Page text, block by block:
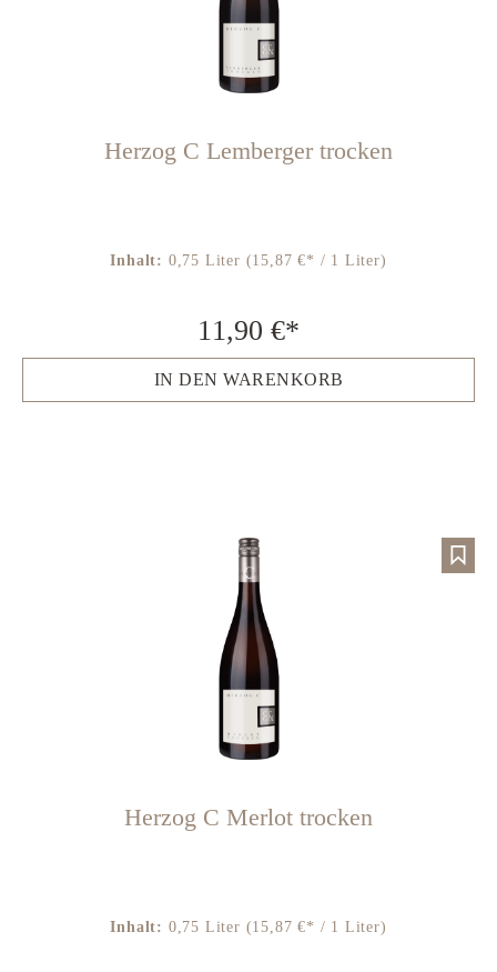
Herzog C Lemberger trocken
Inhalt: 0,75 Liter (15,87 €* / 1 Liter)
11,90 €*
IN DEN WARENKORB
Herzog C Merlot trocken
Inhalt: 0,75 Liter (15,87 €* / 1 Liter)